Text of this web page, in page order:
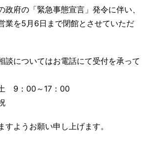
政府の「緊急事態宣言」発令に伴い、
業を5月6日まで閉館とさせていただ
談についてはお電話にて受付を承って
9：00～17：00
すようお願い申し上げます。